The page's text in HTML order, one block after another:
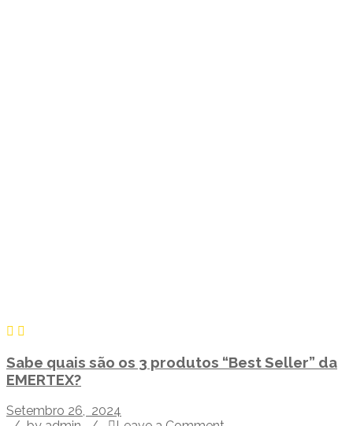
Sabe quais são os 3 produtos “Best Seller” da
EMERTEX?
Setembro 26, 2024